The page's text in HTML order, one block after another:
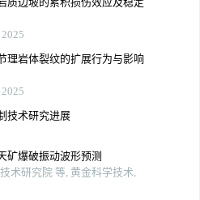
理岩体裂纹的扩展行为与影响
技术研究进展
矿爆破振动波形预测
术研究院 等, 黄金科学技术,